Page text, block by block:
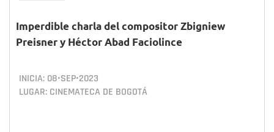
Imperdible charla del compositor Zbigniew
Preisner y Héctor Abad Faciolince
INICIA: 08•SEP•2023
LUGAR: CINEMATECA DE BOGOTÁ